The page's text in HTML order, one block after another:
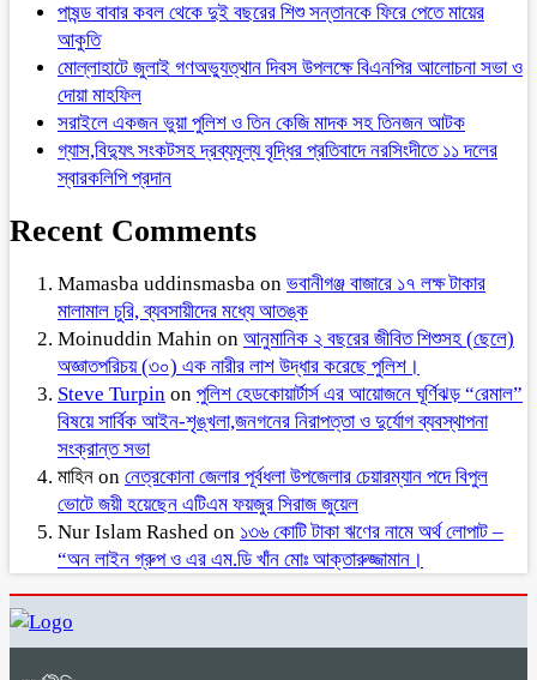
পাষন্ড বাবার কবল থেকে দুই বছরের শিশু সন্তানকে ফিরে পেতে মায়ের
আকুতি
মোল্লাহাটে জুলাই গণঅভ্যুত্থান দিবস উপলক্ষে বিএনপির আলোচনা সভা ও
দোয়া মাহফিল
সরাইলে একজন ভুয়া পুলিশ ও তিন কেজি মাদক সহ তিনজন আটক
গ্যাস,বিদ্যুৎ সংকটসহ দ্রব্যমূল্য বৃদ্ধির প্রতিবাদে নরসিংদীতে ১১ দলের
স্বারকলিপি প্রদান
Recent Comments
Mamasba uddinsmasba on ভবানীগঞ্জ বাজারে ১৭ লক্ষ টাকার
মালামাল চুরি, ব্যবসায়ীদের মধ্যে আতঙ্ক
Moinuddin Mahin on আনুমানিক ২ বছরের জীবিত শিশুসহ (ছেলে)
অজ্ঞাতপরিচয় (৩০) এক নারীর লাশ উদ্ধার করেছে পুলিশ।
Steve Turpin on পুলিশ হেডকোয়ার্টার্স এর আয়োজনে ঘূর্ণিঝড় “রেমাল”
বিষয়ে সার্বিক আইন-শৃঙ্খলা,জনগনের নিরাপত্তা ও দুর্যোগ ব্যবস্থাপনা
সংক্রান্ত সভা
মাহিন on নেত্রকোনা জেলার পূর্বধলা উপজেলার চেয়ারম্যান পদে বিপুল
ভোটে জয়ী হয়েছেন এটিএম ফয়জুর সিরাজ জুয়েল
Nur Islam Rashed on ১৩৬ কোটি টাকা ঋণের নামে অর্থ লোপাট –
“অন লাইন গ্রুপ ও এর এম.ডি খাঁন মোঃ আক্তারুজ্জামান।